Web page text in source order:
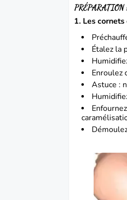
PRÉPARATION :
1. Les
Étalez la
Enroulez
Astuce :